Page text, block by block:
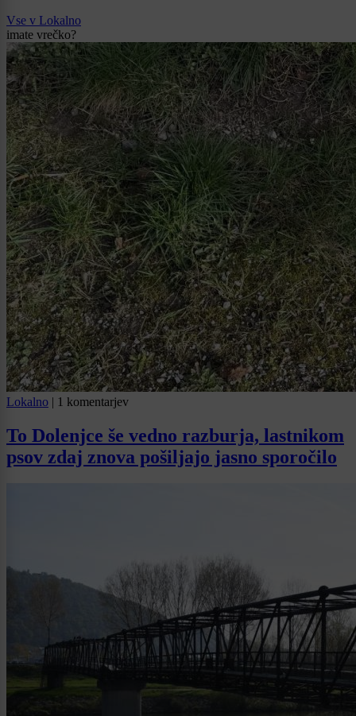
Vse v Lokalno
imate vrečko?
Lokalno | 1 komentarjev
To Dolenjce še vedno razburja, lastnikom
psov zdaj znova pošiljajo jasno sporočilo